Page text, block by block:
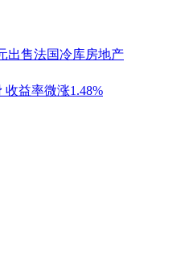
出售法国冷库房地产
益率微涨1.48%